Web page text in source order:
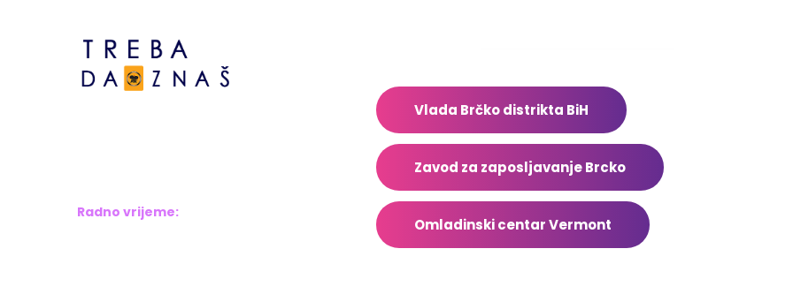
Radno vrijeme:
Vlada Brčko distrikta BiH
Zavod za zaposljavanje Brcko
Omladinski centar Vermont